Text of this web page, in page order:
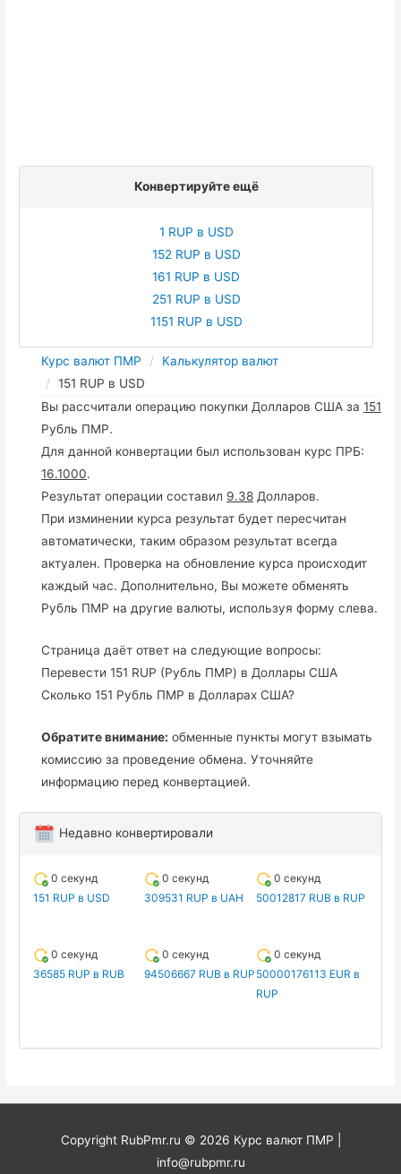
Конвертируйте ещё
1 RUP в USD
152 RUP в USD
161 RUP в USD
251 RUP в USD
1151 RUP в USD
Курс валют ПМР
Калькулятор валют
151 RUP в USD
Вы рассчитали операцию покупки Долларов США за151
Рубль ПМР.
Для данной конвертации был использован курс ПРБ:
16.1000.
Результат операции составил 9.38 Долларов.
При изминении курса результат будет пересчитан
автоматически, таким образом результат всегда
актуален. Проверка на обновление курса происходит
каждый час. Дополнительно, Вы можете обменять
Рубль ПМР на другие валюты, используя форму слева.
Страница даёт ответ на следующие вопросы:
Перевести 151 RUP (Рубль ПМР) в Доллары США
Сколько 151 Рубль ПМР в Долларах США?
Обратите внимание: обменные пункты могут взымать
комиссию за проведение обмена. Уточняйте
информацию перед конвертацией.
Недавно конвертировали
0 секунд
151 RUP в USD
0 секунд
309531 RUP в UAH
0 секунд
50012817 RUB в RUP
0 секунд
36585 RUP в RUB
0 секунд
94506667 RUB в RUP
0 секунд
50000176113 EUR в
RUP
Copyright RubPmr.ru © 2026 Курс валют ПМР
info@rubpmr.ru